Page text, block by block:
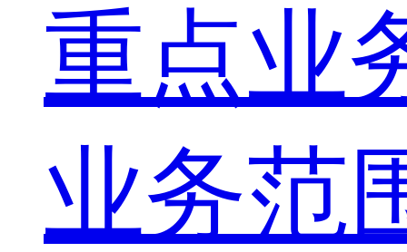
重点业
业务范